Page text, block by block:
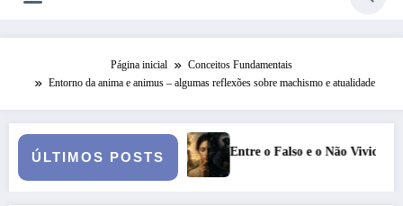
Página inicial
Conceitos Fundamentais
Entorno da anima e animus – algumas reflexões sobre machismo e atualidade
ÚLTIMOS POSTS
e o Não Vivido: trauma, simbolização e cisão do self na Série